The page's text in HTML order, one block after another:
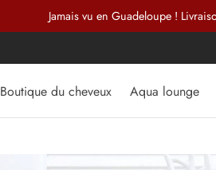
Jamais vu en Guadeloupe !
Boutique du cheveux Aqua lounge